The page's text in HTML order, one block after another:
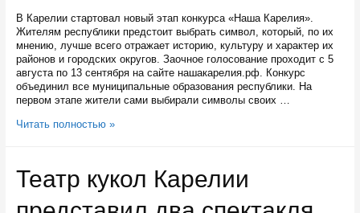
В Карелии стартовал новый этап конкурса «Наша Карелия».
Жителям республики предстоит выбрать символ, который, по их
мнению, лучше всего отражает историю, культуру и характер их
районов и городских округов. Заочное голосование проходит с 5
августа по 13 сентября на сайте нашакарелия.рф. Конкурс
объединил все муниципальные образования республики. На
первом этапе жители сами выбирали символы своих …
Жители
символы
округов
и
Читать полностью »
Театр кукол Карелии